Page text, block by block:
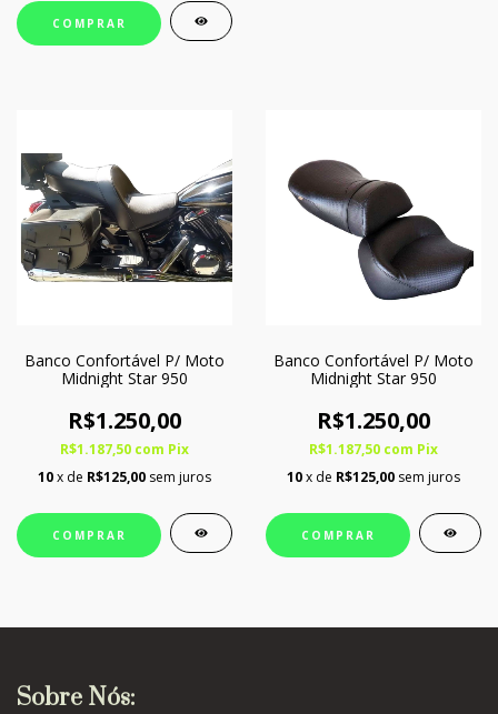
COMPRAR
Banco Confortável P/ Moto
Midnight Star 950
R$1.250,00
R$1.187,50 com Pix
10x de R$125,00 sem juros
COMPRAR
Banco Confortável P/ Moto
Midnight Star 950
R$1.250,00
R$1.187,50 com Pix
10x de R$125,00 sem juros
COMPRAR
Sobre Nós: